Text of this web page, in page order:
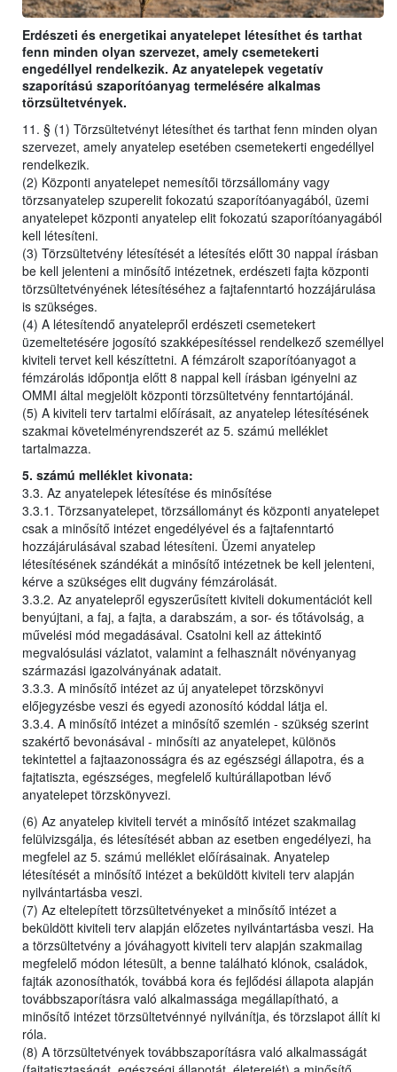
Erdészeti és energetikai anyatelepet létesíthet és tarthat
fenn minden olyan szervezet, amely csemetekerti
engedéllyel rendelkezik. Az anyatelepek vegetatív
szaporítású szaporítóanyag termelésére alkalmas
törzsültetvények.
11. § (1) Törzsültetvényt létesíthet és tarthat fenn minden olyan
szervezet, amely anyatelep esetében csemetekerti engedéllyel
rendelkezik.
(2) Központi anyatelepet nemesítői törzsállomány vagy
törzsanyatelep szuperelit fokozatú szaporítóanyagából, üzemi
anyatelepet központi anyatelep elit fokozatú szaporítóanyagából
kell létesíteni.
(3) Törzsültetvény létesítését a létesítés előtt 30 nappal írásban
be kell jelenteni a minősítő intézetnek, erdészeti fajta központi
törzsültetvényének létesítéséhez a fajtafenntartó hozzájárulása
is szükséges.
(4) A létesítendő anyatelepről erdészeti csemetekert
üzemeltetésére jogosító szakképesítéssel rendelkező személlyel
kiviteli tervet kell készíttetni. A fémzárolt szaporítóanyagot a
fémzárolás időpontja előtt 8 nappal kell írásban igényelni az
OMMI által megjelölt központi törzsültetvény fenntartójánál.
(5) A kiviteli terv tartalmi előírásait, az anyatelep létesítésének
szakmai követelményrendszerét az 5. számú melléklet
tartalmazza.
5. számú melléklet kivonata:
3.3. Az anyatelepek létesítése és minősítése
3.3.1. Törzsanyatelepet, törzsállományt és központi anyatelepet
csak a minősítő intézet engedélyével és a fajtafenntartó
hozzájárulásával szabad létesíteni. Üzemi anyatelep
létesítésének szándékát a minősítő intézetnek be kell jelenteni,
kérve a szükséges elit dugvány fémzárolását.
3.3.2. Az anyatelepről egyszerűsített kiviteli dokumentációt kell
benyújtani, a faj, a fajta, a darabszám, a sor- és tőtávolság, a
művelési mód megadásával. Csatolni kell az áttekintő
megvalósulási vázlatot, valamint a felhasznált növényanyag
származási igazolványának adatait.
3.3.3. A minősítő intézet az új anyatelepet törzskönyvi
előjegyzésbe veszi és egyedi azonosító kóddal látja el.
3.3.4. A minősítő intézet a minősítő szemlén - szükség szerint
szakértő bevonásával - minősíti az anyatelepet, különös
tekintettel a fajtaazonosságra és az egészségi állapotra, és a
fajtatiszta, egészséges, megfelelő kultúrállapotban lévő
anyatelepet törzskönyvezi.
(6) Az anyatelep kiviteli tervét a minősítő intézet szakmailag
felülvizsgálja, és létesítését abban az esetben engedélyezi, ha
megfelel az 5. számú melléklet előírásainak. Anyatelep
létesítését a minősítő intézet a beküldött kiviteli terv alapján
nyilvántartásba veszi.
(7) Az eltelepített törzsültetvényeket a minősítő intézet a
beküldött kiviteli terv alapján előzetes nyilvántartásba veszi. Ha
a törzsültetvény a jóváhagyott kiviteli terv alapján szakmailag
megfelelő módon létesült, a benne található klónok, családok,
fajták azonosíthatók, továbbá kora és fejlődési állapota alapján
továbbszaporításra való alkalmassága megállapítható, a
minősítő intézet törzsültetvénnyé nyilvánítja, és törzslapot állít ki
róla.
(8) A törzsültetvények továbbszaporításra való alkalmasságát